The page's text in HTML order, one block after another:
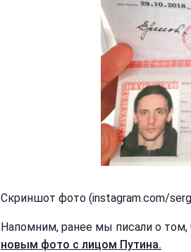
Скриншот фото (instagram.com/
Напомним, ранее мы писали о том,
новым фото с лицом Путина.